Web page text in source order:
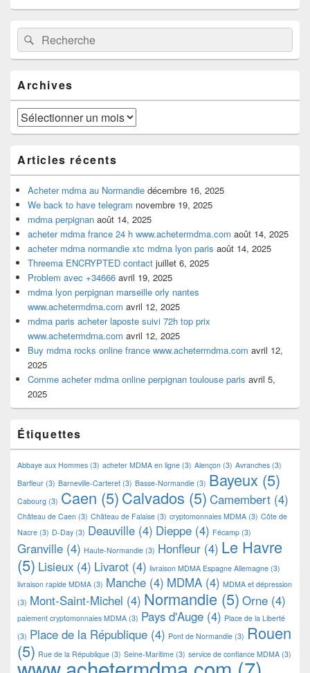
Zone
principale
de
widget
barre
latérale
Recherche :Rechercher
Archives
Archives
Articles récents
Acheter mdma au Normandie décembre 16, 2025
We back to have telegram novembre 19, 2025
mdma perpignan août 14, 2025
acheter mdma france 24 h www.achetermdma.com août 14, 2025
acheter mdma normandie xtc mdma lyon paris août 14, 2025
Threema ENCRYPTED contact juillet 6, 2025
Problem avec +34666 avril 19, 2025
mdma lyon perpignan marseille orly nantes
www.achetermdma.com avril 12, 2025
mdma paris acheter laposte suivi 72h top prix
www.achetermdma.com avril 12, 2025
Buy mdma rocks online france www.achetermdma.com avril 12,
2025
Comme acheter mdma online perpignan toulouse paris avril 5,
2025
Étiquettes
Abbaye aux Hommes (3) acheter MDMA en ligne (3) Alençon (3) Avranches (3)
Barfleur (3) Barneville-Carteret (3) Basse-Normandie (3) Bayeux (5)
Cabourg (3) Caen (5)Calvados (5) Camembert (4)
Château de Caen (3) Château de Falaise (3) cryptomonnaies MDMA (3) Côte de
Nacre (3) D-Day (3) Deauville (4) Dieppe (4) Fécamp (3)
Granville (4) Haute-Normandie (3) Honfleur (4) Le Havre
(5) Lisieux (4) Livarot (4) livraison MDMA Espagne Allemagne (3)
livraison rapide MDMA (3) Manche (4) MDMA (4) MDMA et dépression
(3) Mont-Saint-Michel (4) Normandie (5) Orne (4)
paiement cryptomonnaies MDMA (3) Pays d'Auge (4) Place de la Liberté
(3) Place de la République (4) Pont de Normandie (3) Rouen
(5) Rue de la République (3) Seine-Maritime (3) service de confiance MDMA (3)